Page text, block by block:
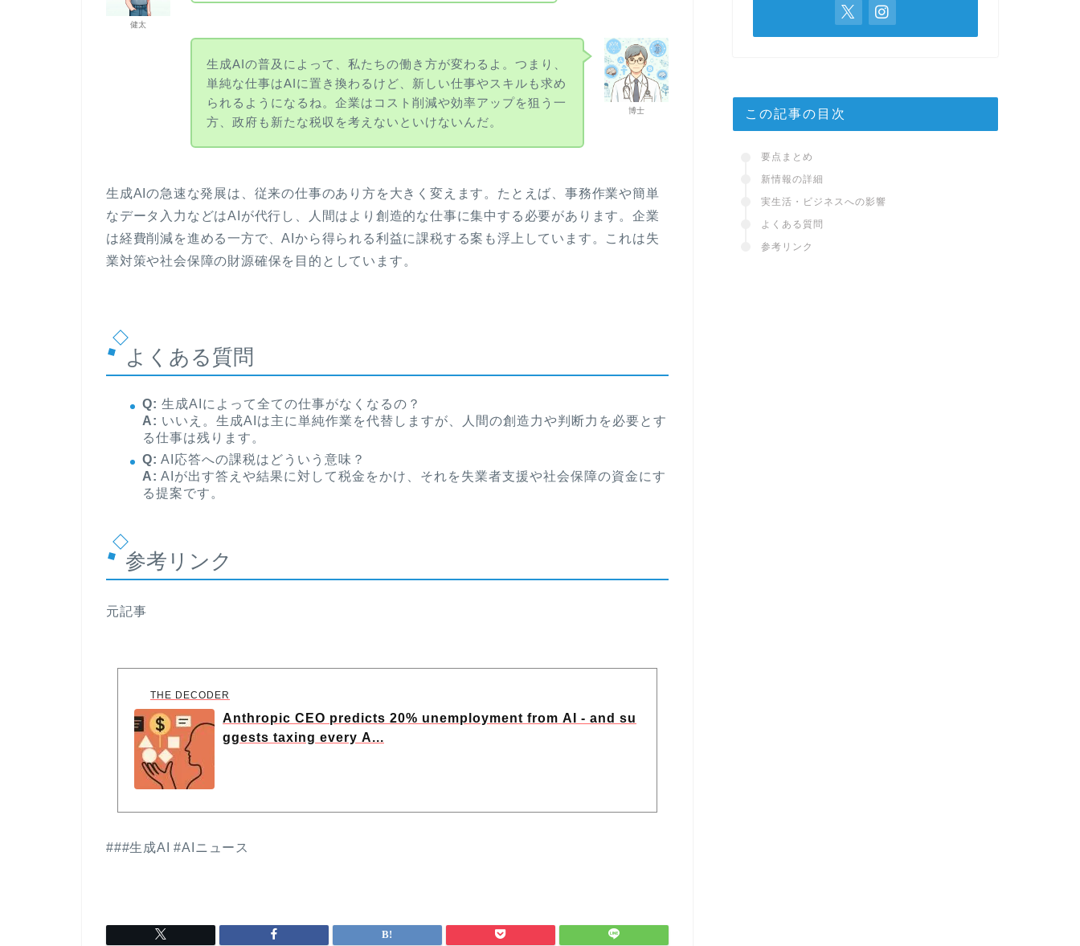
健太
博士
生成AIの普及によって、私たちの働き方が変わるよ。つまり、
単純な仕事はAIに置き換わるけど、新しい仕事やスキルも求め
られるようになるね。企業はコスト削減や効率アップを狙う一
方、政府も新たな税収を考えないといけないんだ。
生成AIの急速な発展は、従来の仕事のあり方を大きく変えます。たとえば、事務作業や簡単
なデータ入力などはAIが代行し、人間はより創造的な仕事に集中する必要があります。企業
は経費削減を進める一方で、AIから得られる利益に課税する案も浮上しています。これは失
業対策や社会保障の財源確保を目的としています。
よくある質問
Q: 生成AIによって全ての仕事がなくなるの？
A: いいえ。生成AIは主に単純作業を代替しますが、人間の創造力や判断力を必要とす
る仕事は残ります。
Q: AI応答への課税はどういう意味？
A: AIが出す答えや結果に対して税金をかけ、それを失業者支援や社会保障の資金にす
る提案です。
参考リンク
元記事
THE DECODER
Anthropic CEO predicts 20% unemployment from AI - and su
ggests taxing every A...
###生成AI #AIニュース
この記事の目次
要点まとめ
新情報の詳細
実生活・ビジネスへの影響
よくある質問
参考リンク